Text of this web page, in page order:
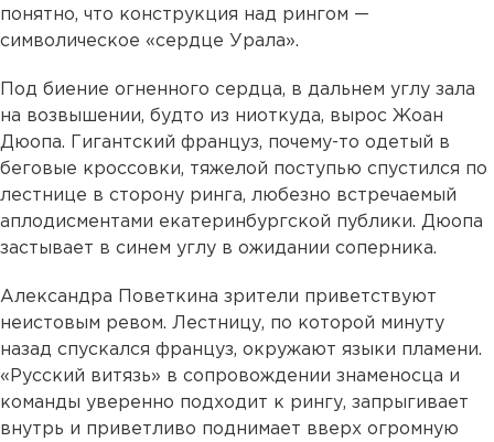
понятно, что конструкция над рингом —
символическое «сердце Урала».
Под биение огненного сердца, в дальнем углу зала
на возвышении, будто из ниоткуда, вырос Жоан
Дюопа. Гигантский француз, почему-то одетый в
беговые кроссовки, тяжелой поступью спустился по
лестнице в сторону ринга, любезно встречаемый
аплодисментами екатеринбургской публики. Дюопа
застывает в синем углу в ожидании соперника.
Александра Поветкина зрители приветствуют
неистовым ревом. Лестницу, по которой минуту
назад спускался француз, окружают языки пламени.
«Русский витязь» в сопровождении знаменосца и
команды уверенно подходит к рингу, запрыгивает
внутрь и приветливо поднимает вверх огромную